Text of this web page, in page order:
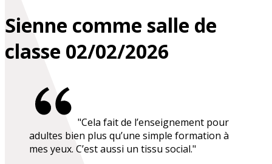
Sienne comme salle de
classe 02/02/2026
"Cela fait de l’enseignement pour
adultes bien plus qu’une simple formation à
mes yeux. C’est aussi un tissu social."